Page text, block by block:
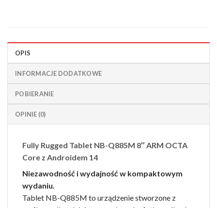
OPIS
INFORMACJE DODATKOWE
POBIERANIE
OPINIE (0)
Fully Rugged Tablet NB-Q885M 8″ ARM OCTA
Core z Androidem 14
Niezawodność i wydajność w kompaktowym
wydaniu.
Tablet NB-Q885M to urządzenie stworzone z